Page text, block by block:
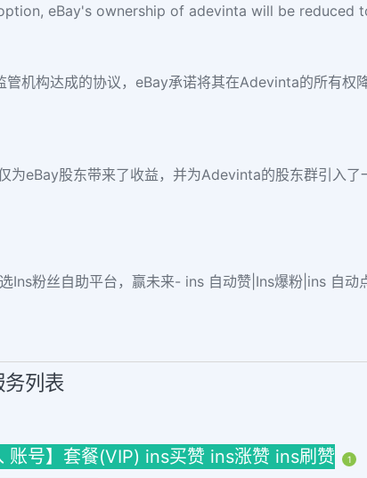
eBay's ownership of adevinta will be reduced
机构达成的协议，eBay承诺将其在Adevinta的所有
eBay股东带来了收益，并为Adevinta的股东群引入了
Ins粉丝自助平台，赢未来- ins 自动赞|Ins爆粉|ins 自动
列表
账号】套餐(VIP) ins买赞 ins涨赞 ins刷赞 1